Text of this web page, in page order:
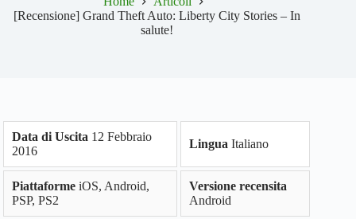
[Recensione] Grand Theft Auto: Liberty City Stories – In
salute!
Data di Uscita 12 Febbraio
2016
Lingua Italiano
Piattaforme iOS, Android,
PSP, PS2
Versione recensita
Android